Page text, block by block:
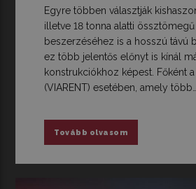
Egyre többen választják
illetve 18 tonna alatti
beszerzéséhez is a hosszú távú
ez több jelentős előnyt is kínál
konstrukciókhoz képest. Főként a
(VIARENT) esetében, amely több…
Tovább olvasom